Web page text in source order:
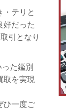
・テリと
好だった
引となり
た鑑別
取を実現
ひ一度ご